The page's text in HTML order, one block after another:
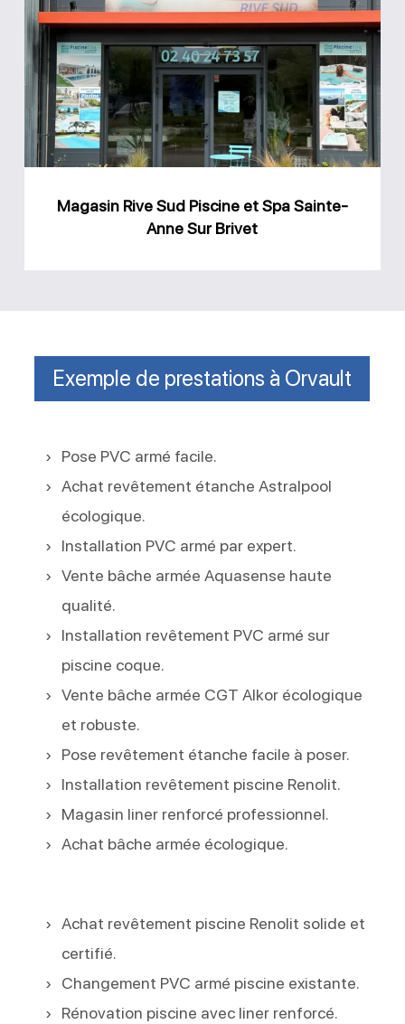
Rive
Sud
Piscine
et
Spa
Sainte-
Sur
Magasin Rive Sud Piscine et Spa Sainte-
Anne Sur Brivet
Exemple de prestations à Orvault
Pose PVC armé facile.
Achat revêtement étanche Astralpool
écologique.
Installation PVC armé par expert.
Vente bâche armée Aquasense haute
qualité.
Installation revêtement PVC armé sur
piscine coque.
Vente bâche armée CGT Alkor écologique
et robuste.
Pose revêtement étanche facile à poser.
Installation revêtement piscine Renolit.
Magasin liner renforcé professionnel.
Achat bâche armée écologique.
Achat revêtement piscine Renolit solide et
certifié.
Changement PVC armé piscine existante.
Rénovation piscine avec liner renforcé.